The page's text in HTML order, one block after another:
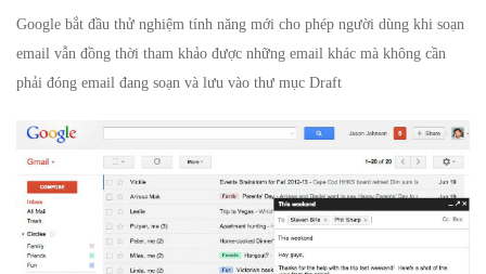
hơn
với
tính
năng
mới
Google bắt đầu thử nghiệm tính năng mới cho phép người dùng khi soạn
email vẫn đồng thời tham khảo được những email khác mà không cần
phải đóng email đang soạn và lưu vào thư mục Draft